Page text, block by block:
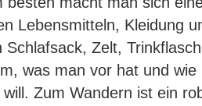
Lebensmitteln, Kleidung
Schlafsack, Zelt,
was man vor hat und wie
Zum Wandern ist ein